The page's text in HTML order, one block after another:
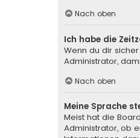
Nach oben
Ich habe die
Wenn du dir
Administrator,
Nach oben
Meine Sprache
Meist hat die
Administrator, ob